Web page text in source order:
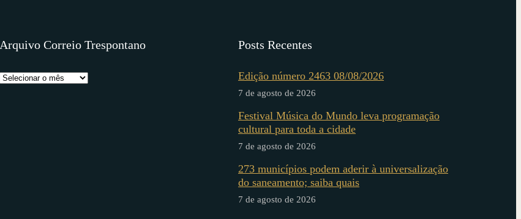
Arquivo Correio Trespontano Posts Recentes
Edição número 2463 08/08/2026
7 de agosto de 2026
Festival Música do Mundo leva programação
cultural para toda a cidade
7 de agosto de 2026
273 municípios podem aderir à universalização
do saneamento; saiba quais
7 de agosto de 2026